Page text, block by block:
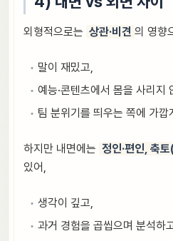
외형적으로는 상관·비견 의 영향
말이 재밌고,
예능·콘텐츠에서 몸을 사리지
팀 분위기를 띄우는 쪽에 가깝
하지만 내면에는 정인·편인, 축
있어,
생각이 깊고,
과거 경험을 곱씹으며 분석하